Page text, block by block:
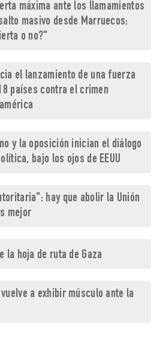
máxima ante los llamamientos
masivo desde Marruecos:
o no?"
el lanzamiento de una fuerza
países contra el crimen
y la oposición inician el diálogo
bajo los ojos de EEUU
hay que abolir la Unión
mejor
la hoja de ruta de Gaza
a exhibir músculo ante la